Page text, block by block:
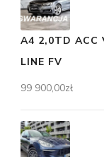
A4 2,0TD ACC
LINE FV
99 900,00zł